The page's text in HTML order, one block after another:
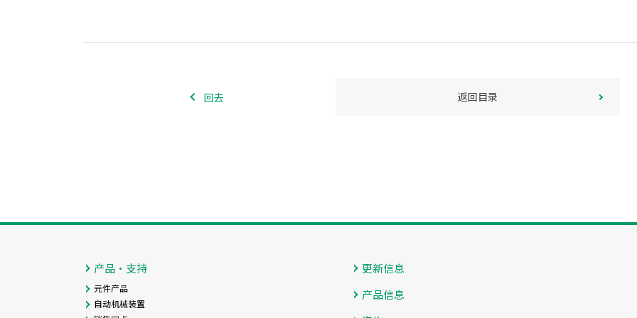
回去 返回目录
产品・支持
元件产品
自动机械装置
更新信息
产品信息